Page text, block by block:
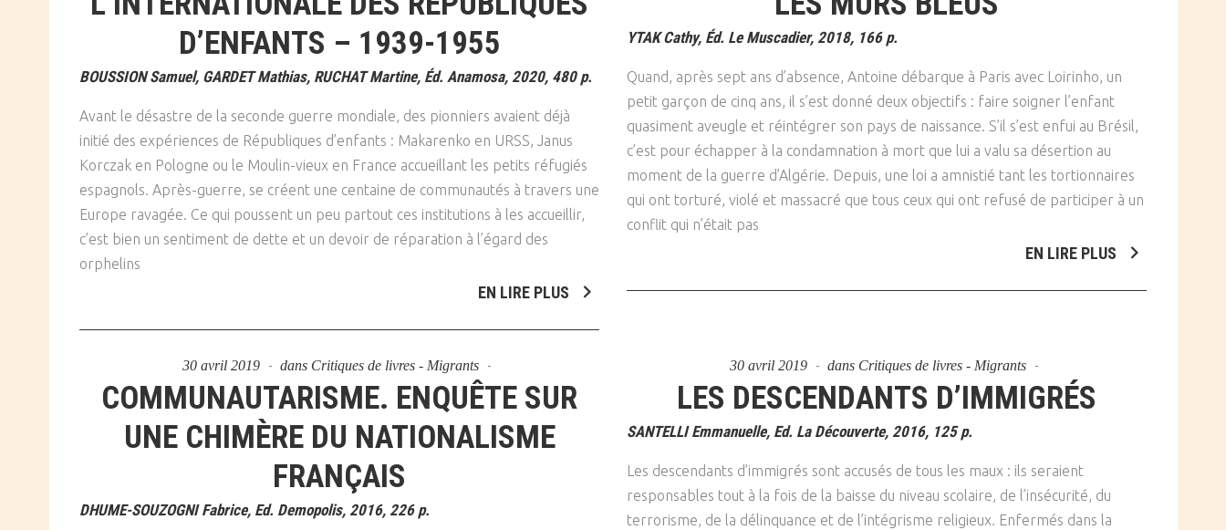
Violence / Maltraitance
Agression Sexuelle
Banlieue
Protection De L'enfance
Accueil – Placement
Psychanalyse
Psychiatrie
Psychologie
Sexualité
Sociologie
Droit
Économie / Emploi
Justice
Politique
Religion
Scolarité
Romans / Médias
D’ENFANTS – 1939-1955
BOUSSION Samuel, GARDET Mathias, RUCHAT Martine, Éd. Anamosa, 2020, 480 p.
Avant le désastre de la seconde guerre mondiale, des pionniers avaient déjà
initié des expériences de Républiques d’enfants : Makarenko en URSS, Janus
Korczak en Pologne ou le Moulin-vieux en France accueillant les petits réfugiés
espagnols. Après-guerre, se créent une centaine de communautés à travers une
Europe ravagée. Ce qui poussent un peu partout ces institutions à les accueillir,
c’est bien un sentiment de dette et un devoir de réparation à l’égard des
orphelins
EN LIRE PLUS
YTAK Cathy, Éd. Le Muscadier, 2018, 166 p.
Quand, après sept ans d’absence, Antoine débarque à Paris avec Loirinho, un
petit garçon de cinq ans, il s’est donné deux objectifs : faire soigner l’enfant
quasiment aveugle et réintégrer son pays de naissance. S’il s’est enfui au Brésil,
c’est pour échapper à la condamnation à mort que lui a valu sa désertion au
moment de la guerre d’Algérie. Depuis, une loi a amnistié tant les tortionnaires
qui ont torturé, violé et massacré que tous ceux qui ont refusé de participer à un
conflit qui n’était pas
EN LIRE PLUS
30 avril 2019 dans Critiques de livres - Migrants
COMMUNAUTARISME. ENQUÊTE SUR
UNE CHIMÈRE DU NATIONALISME
FRANÇAIS
DHUME-SOUZOGNI Fabrice, Ed. Demopolis, 2016, 226 p.
30 avril 2019 dans Critiques de livres - Migrants
LES DESCENDANTS D’IMMIGRÉS
SANTELLI Emmanuelle, Ed. La Découverte, 2016, 125 p.
Les descendants d’immigrés sont accusés de tous les maux : ils seraient
responsables tout à la fois de la baisse du niveau scolaire, de l’insécurité, du
terrorisme, de la délinquance et de l’intégrisme religieux. Enfermés dans la